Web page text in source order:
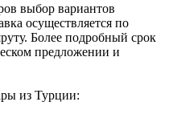
выбор вариантов
осуществляется по
Более подробный срок
предложении и
из Турции: